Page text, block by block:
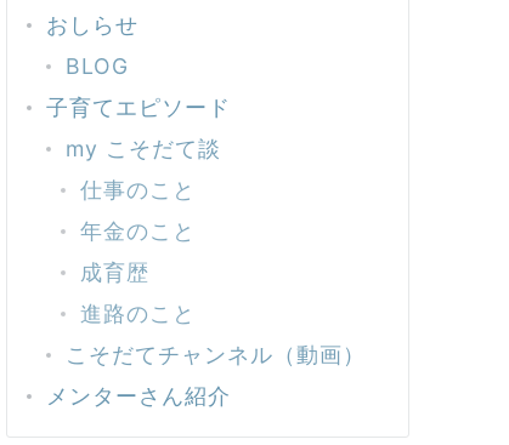
おしらせ
BLOG
子育てエピソード
my こそだて談
仕事のこと
年金のこと
成育歴
進路のこと
こそだてチャンネル（動画）
メンターさん紹介